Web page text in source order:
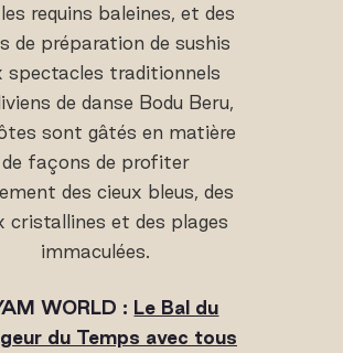
requins baleines, et des
de préparation de sushis
spectacles traditionnels
de danse Bodu Beru,
sont gâtés en matière
de façons de profiter
des cieux bleus, des
cristallines et des plages
immaculées.
WORLD : Le Bal du
du Temps avec tous